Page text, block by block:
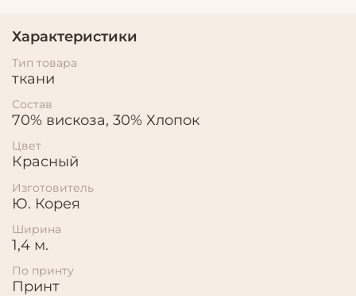
Характеристики
Тип товара
ткани
Состав
70% вискоза, 30% Хлопок
Цвет
Красный
Изготовитель
Ю. Корея
Ширина
1,4 м.
По принту
Принт